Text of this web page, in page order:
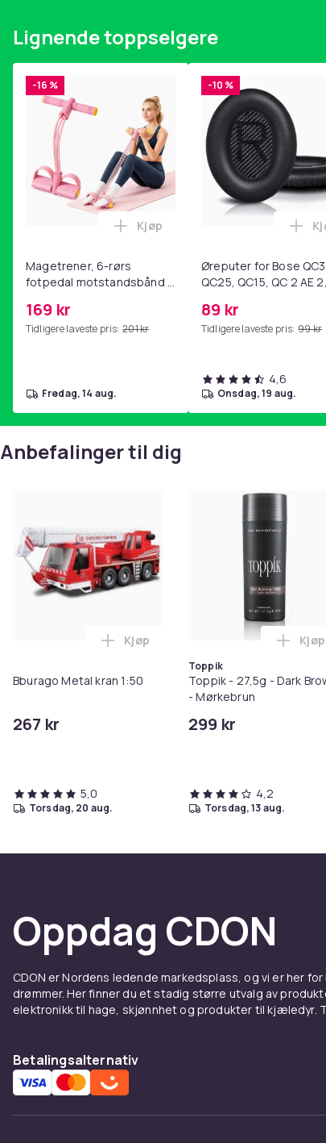
Lignende toppselgere
-16 %
Magetrener, 6-rørs
fotpedal motstandsbånd -
yoga og
hjemmegymnastikk Pink
169 kr
Tidligere laveste pris: 201 kr
Legg Magetrener, 6-rørs
Kjøp
fredag, 14 aug.
-10 %
Øreputer for Bose
QC25, QC15, QC 2 AE
SoundLink Black
89 kr
Tidligere laveste pris: 99 kr
4,6
onsdag, 19 aug.
Anbefalinger til dig
Bburago Metal kran 1:50
267 kr
Legg Bburago Metal kran 1:50 i
Kjøp
5,0
torsdag, 20 aug.
Toppik
Toppik - 27,5g - Dark
- Mørkebrun
299 kr
Kjøp
4,2
torsdag, 13 aug.
Oppdag CDON
CDON er Nordens ledende markedsplass, og vi er her
drømmer. Her finner du et stadig større utvalg av
elektronikk til hage, skjønnhet og produkter til kjæledyr.
Betalingsalternativ